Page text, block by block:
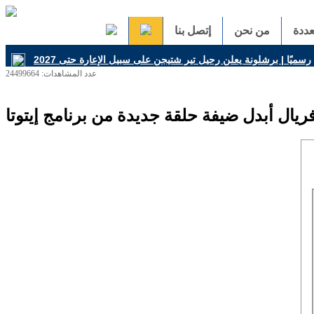
من نحن إتصل بنا
عدد المشاهدات: 24499664
أبدل ضيفة حلقة جديدة من برنامج إيتوتا